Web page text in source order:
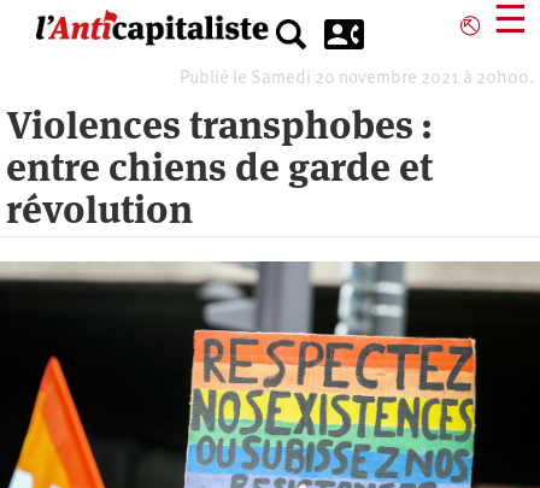
⎋ ☰
Publié le Samedi 20 novembre 2021 à 20h00.
Violences transphobes :
entre chiens de garde et
révolution